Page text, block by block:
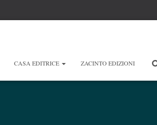
CASA EDITRICE ZACINTO EDIZIONI